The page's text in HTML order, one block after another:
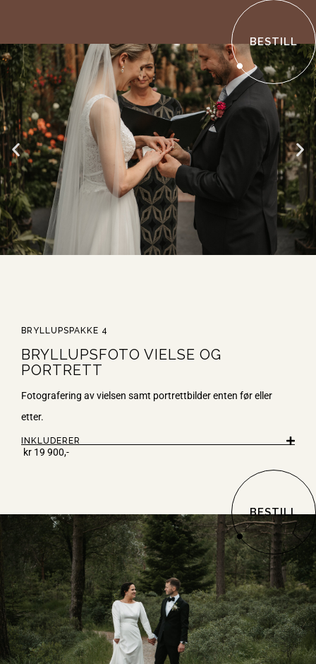
BESTILL
BRYLLUPSPAKKE 4
BRYLLUPSFOTO VIELSE OG
PORTRETT
Fotografering av vielsen samt portrettbilder enten før eller
etter.
INKLUDERER
kr 19 900,-
BESTILL